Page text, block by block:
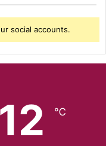
social accounts.
12 ℃